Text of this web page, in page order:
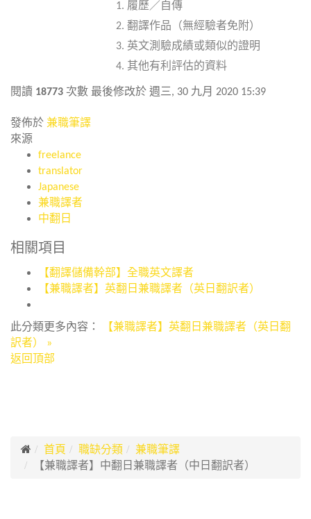
1. 履歷／自傳
2. 翻譯作品（無經驗者免附）
3. 英文測驗成績或類似的證明
4. 其他有利評估的資料
閱讀 18773 次數 最後修改於 週三, 30 九月 2020 15:39
發佈於 兼職筆譯
來源
freelance
translator
Japanese
兼職譯者
中翻日
相關項目
【翻譯儲備幹部】全職英文譯者
【兼職譯者】英翻日兼職譯者（英日翻訳者）
此分類更多內容：
【兼職譯者】英翻日兼職譯者（英日翻
訳者） »
返回頂部
首頁 職缺分類 兼職筆譯
【兼職譯者】中翻日兼職譯者（中日翻訳者）